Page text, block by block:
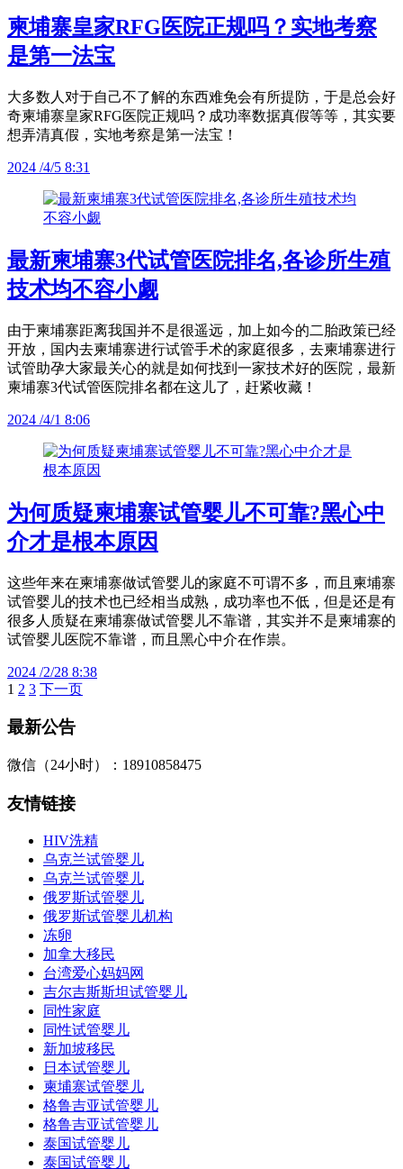
柬埔寨皇家RFG医院正规吗？实地考察
是第一法宝
大多数人对于自己不了解的东西难免会有所提防，于是总会好
奇柬埔寨皇家RFG医院正规吗？成功率数据真假等等，其实要
想弄清真假，实地考察是第一法宝！
2024 /4/5 8:31
最新柬埔寨3代试管医院排名,各诊所生殖
技术均不容小觑
由于柬埔寨距离我国并不是很遥远，加上如今的二胎政策已经
开放，国内去柬埔寨进行试管手术的家庭很多，去柬埔寨进行
试管助孕大家最关心的就是如何找到一家技术好的医院，最新
柬埔寨3代试管医院排名都在这儿了，赶紧收藏！
2024 /4/1 8:06
为何质疑柬埔寨试管婴儿不可靠?黑心中
介才是根本原因
这些年来在柬埔寨做试管婴儿的家庭不可谓不多，而且柬埔寨
试管婴儿的技术也已经相当成熟，成功率也不低，但是还是有
很多人质疑在柬埔寨做试管婴儿不靠谱，其实并不是柬埔寨的
试管婴儿医院不靠谱，而且黑心中介在作祟。
2024 /2/28 8:38
文
章
页
1 2 3 下一页
最新公告
微信（24小时）：18910858475
友情链接
HIV洗精
乌克兰试管婴儿
乌克兰试管婴儿
俄罗斯试管婴儿
俄罗斯试管婴儿机构
冻卵
加拿大移民
台湾爱心妈妈网
吉尔吉斯斯坦试管婴儿
同性家庭
同性试管婴儿
新加坡移民
日本试管婴儿
柬埔寨试管婴儿
格鲁吉亚试管婴儿
格鲁吉亚试管婴儿
泰国试管婴儿
泰国试管婴儿